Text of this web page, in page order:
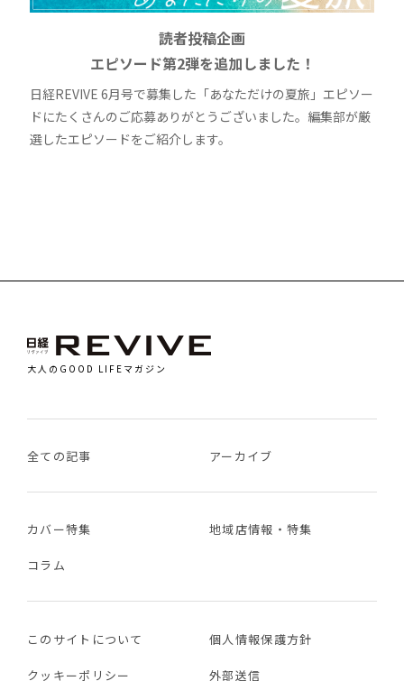
読者投稿企画
エピソード第2弾を追加しました！
日経REVIVE 6月号で募集した「あなただけの夏旅」エピソー
ドにたくさんのご応募ありがとうございました。編集部が厳
選したエピソードをご紹介します。
大人のGOOD LIFEマガジン
全ての記事 アーカイブ
カバー特集 地域店情報・特集
コラム
このサイトについて 個人情報保護方針
クッキーポリシー 外部送信